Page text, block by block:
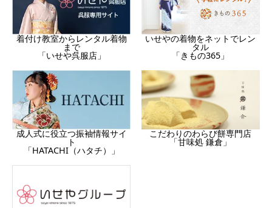
着付け教室からレンタル着物
まで
「いせや呉服店」
いせやの着物をネットでレン
タル
「きもの365」
成人式に役立つ振袖情報サイ
ト
「HATACHI（ハタチ）」
こだわりのわらび餅専門店
「甘味処 鎌倉」